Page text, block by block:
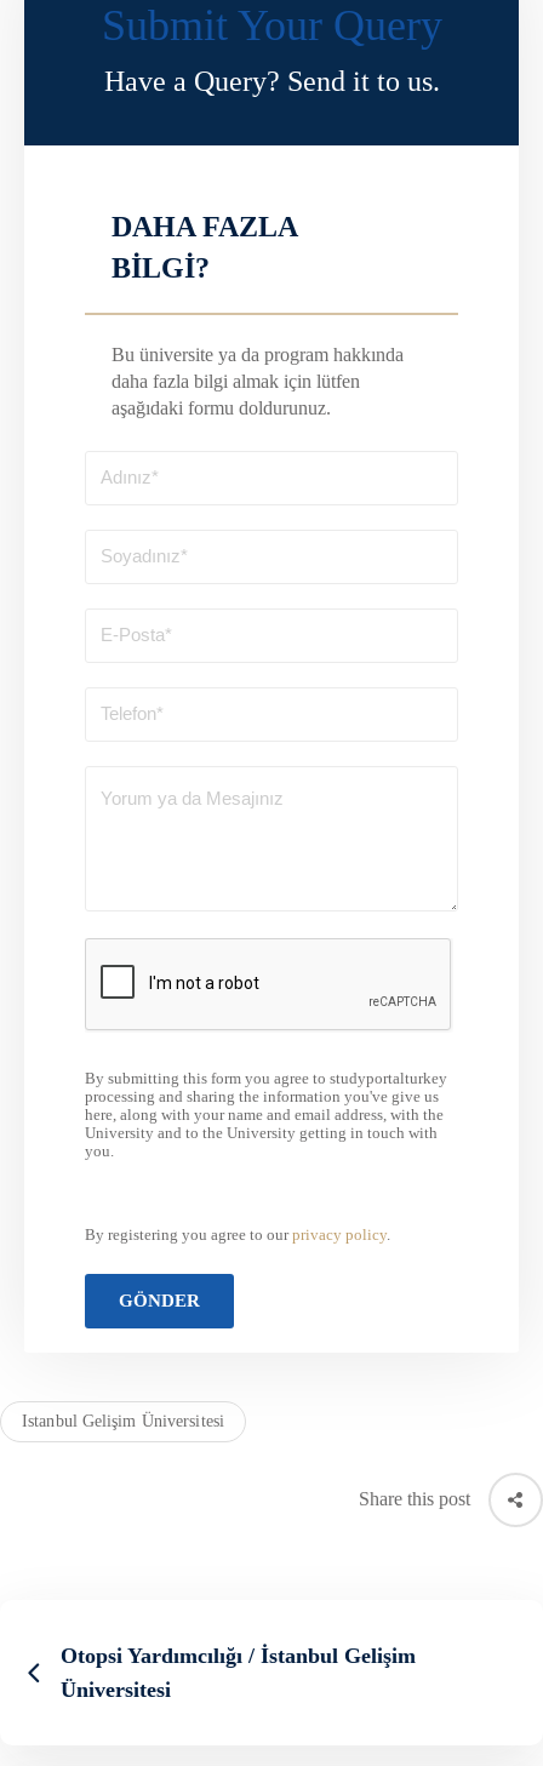
Submit Your Query
Have a Query? Send it to us.
DAHA FAZLA
BİLGİ?
Bu üniversite ya da program hakkında
daha fazla bilgi almak için lütfen
aşağıdaki formu doldurunuz.
By submitting this form you agree to studyportalturkey
processing and sharing the information you've give us
here, along with your name and email address, with the
University and to the University getting in touch with
you.
By registering you agree to ourprivacy policy.
Istanbul Gelişim Üniversitesi
Share this post
Otopsi Yardımcılığı / İstanbul Gelişim
Üniversitesi